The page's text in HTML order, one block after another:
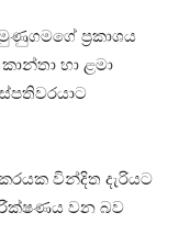
ප්‍රකාශය
හා ළමා
වින්දිත දැරියට
වන බව